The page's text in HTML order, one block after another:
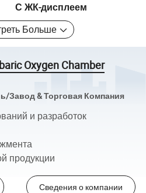
С ЖК-дисплеем
Больше
Oxygen Chamber
Завод & Торговая Компания
и разработок
продукции
Сведения о компании